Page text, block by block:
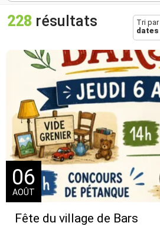
228 résultats
Tri par
dates
Fête du village de Bars
06
AOÛT